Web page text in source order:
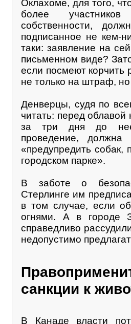
Оклахоме, для того,
более
собственности,
подписанное не кем-
таки: заявление на
письменном виде?
если посмеют корчить
не только на штраф,
Денверцы, судя по
читать: перед
за три дня до
проведение,
«предупредить собак,
городском парке».
В заботе о
Стерлинге им
в том случае, если
огнями. А в городе
справедливо
недопустимо
санкции к
В Канаде власти